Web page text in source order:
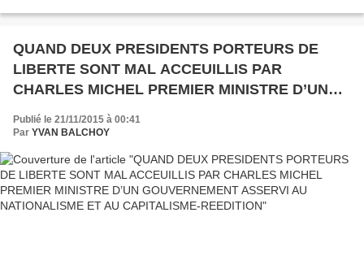
QUAND DEUX PRESIDENTS PORTEURS DE
LIBERTE SONT MAL ACCEUILLIS PAR
CHARLES MICHEL PREMIER MINISTRE D’UN
ET AU CAPITALISME-REEDITION
Publié le 21/11/2015 à 00:41
Par YVAN BALCHOY